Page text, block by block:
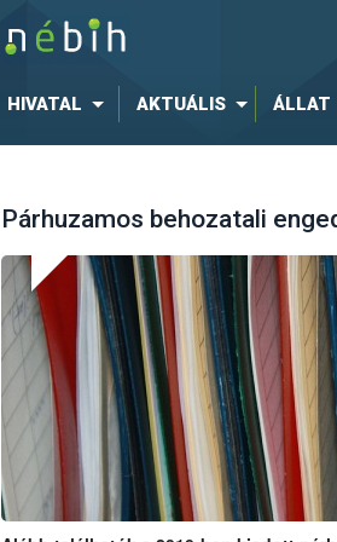
HIVATAL AKTUÁLIS ÁLLAT
Párhuzamos behozatali